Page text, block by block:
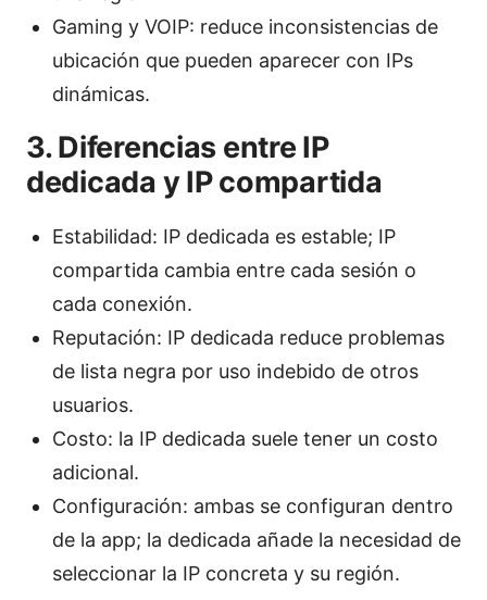
Gaming y VOIP: reduce inconsistencias de
ubicación que pueden aparecer con IPs
dinámicas.
3. Diferencias entre IP
dedicada y IP compartida
Estabilidad: IP dedicada es estable; IP
compartida cambia entre cada sesión o
cada conexión.
Reputación: IP dedicada reduce problemas
de lista negra por uso indebido de otros
usuarios.
Costo: la IP dedicada suele tener un costo
adicional.
Configuración: ambas se configuran dentro
de la app; la dedicada añade la necesidad de
seleccionar la IP concreta y su región.